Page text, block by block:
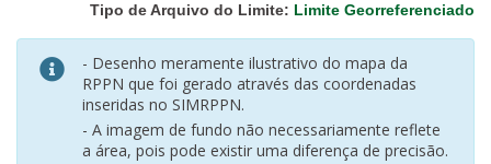
Tipo de Arquivo do Limite: Limite Georreferenciado
- Desenho meramente ilustrativo do mapa da
RPPN que foi gerado através das coordenadas
inseridas no SIMRPPN.
- A imagem de fundo não necessariamente reflete
a área, pois pode existir uma diferença de precisão.